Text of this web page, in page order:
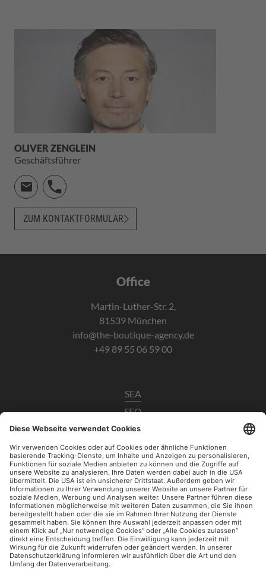
OLIVER ZENGLEIN
Geschäftsführer
ZUM KONTAKTFORMULAR
Office
Martin-Luther-Str. 2,
81539 München
info@the-boutique-agency.de
+49 89 55 06 59 00
SEA
SEO
Data Analytics
UX / CRO
Paid Social